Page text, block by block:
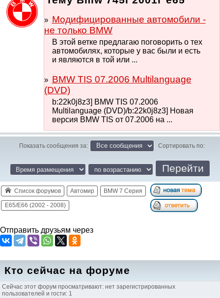
Модифицированные автомобили -
не только BMW
В этой ветке предлагаю поговорить о тех
автомобилях, которые у вас были и есть
и являются в той или ...
BMW TIS 07.2006 Multilanguage
(DVD)
b:22k0j8z3] BMW TIS 07.2006
Multilanguage (DVD)/b:22k0j8z3] Новая
версия BMW TIS от 07.2006 на ...
Показать сообщения за: Сортировать по:
Список форумов Автомир BMW 7 Серия
E65/E66 (2002 - 2008)
Отправить друзьям через
Кто сейчас на форуме
Сейчас этот форум просматривают: нет зарегистрированных
пользователей и гости: 1